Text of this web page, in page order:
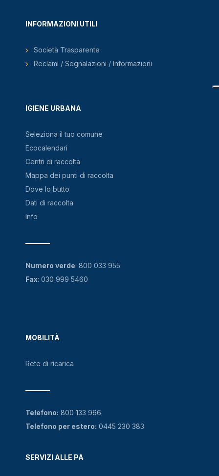
IGIENE URBANA
Seleziona il tuo comune
Ecocalendari
Centri di raccolta
Mappa dei punti di raccolta
Dove lo butto
Dati di raccolta
Info
MOBILITÀ
Rete di ricarica
SERVIZI ALLE PA
INFORMAZIONI UTILI
Società Trasparente
Reclami / Segnalazioni / Informazioni
Numero verde: 800 033 955
Fax: 030 999 5460
Telefono: 800 133 966
Telefono per estero: 0445 230 383